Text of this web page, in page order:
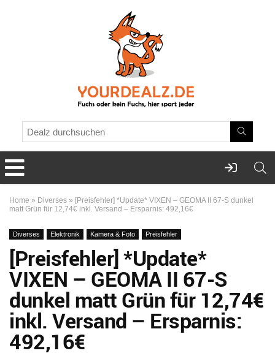
Home » Diverses » [Preisfehler] *Update* VIXEN – GEOMA II 67-S dunkel
matt Grün für 12,74€ inkl. Versand – Ersparnis: 492,16€
Diverses Elektronik Kamera & Foto Preisfehler
[Preisfehler] *Update*
VIXEN – GEOMA II 67-S
dunkel matt Grün für 12,74€
inkl. Versand – Ersparnis:
492,16€